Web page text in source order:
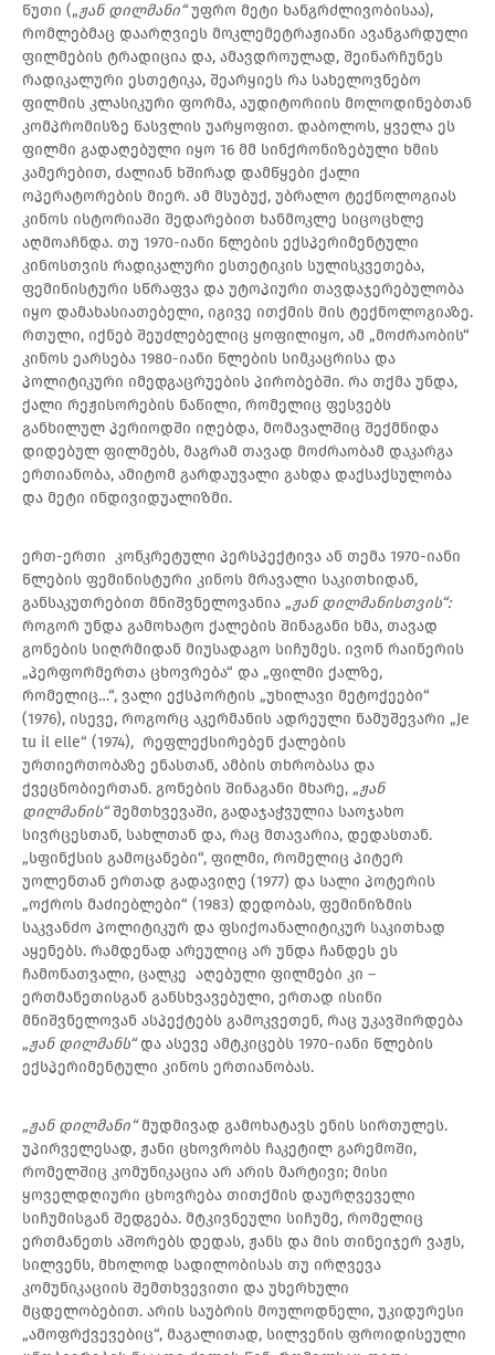
წუთი („ჟან დილმანი“უფრო მეტი ხანგრძლივობისაა),
რომლებმაც დაარღვიეს მოკლემეტრაჟიანი ავანგარდული
ფილმების ტრადიცია და, ამავდროულად, შეინარჩუნეს
რადიკალური ესთეტიკა, შეარყიეს რა სახელოვნებო
ფილმის კლასიკური ფორმა, აუდიტორიის მოლოდინებთან
კომპრომისზე წასვლის უარყოფით. დაბოლოს, ყველა ეს
ფილმი გადაღებული იყო 16 მმ სინქრონიზებული ხმის
კამერებით, ძალიან ხშირად დამწყები ქალი
ოპერატორების მიერ. ამ მსუბუქ, უბრალო ტექნოლოგიას
კინოს ისტორიაში შედარებით ხანმოკლე სიცოცხლე
აღმოაჩნდა. თუ 1970-იანი წლების ექსპერიმენტული
კინოსთვის რადიკალური ესთეტიკის სულისკვეთება,
ფემინისტური სწრაფვა და უტოპიური თავდაჯერებულობა
იყო დამახასიათებელი, იგივე ითქმის მის ტექნოლოგიაზე.
რთული, იქნებ შეუძლებელიც ყოფილიყო, ამ „მოძრაობის“
კინოს ეარსება 1980-იანი წლების სიმკაცრისა და
პოლიტიკური იმედგაცრუების პირობებში. რა თქმა უნდა,
ქალი რეჟისორების ნაწილი, რომელიც ფესვებს
განხილულ პერიოდში იღებდა, მომავალშიც შექმნიდა
დიდებულ ფილმებს, მაგრამ თავად მოძრაობამ დაკარგა
ერთიანობა, ამიტომ გარდაუვალი გახდა დაქსაქსულობა
და მეტი ინდივიდუალიზმი.
ერთ-ერთი კონკრეტული პერსპექტივა ან თემა 1970-იანი
წლების ფემინისტური კინოს მრავალი საკითხიდან,
განსაკუთრებით მნიშვნელოვანია „ჟან დილმანისთვის“:
როგორ უნდა გამოხატო ქალების შინაგანი ხმა, თავად
გონების სიღრმიდან მიუსადაგო სიჩუმეს. ივონ რაინერის
„პერფორმერთა ცხოვრება“ და „ფილმი ქალზე,
რომელიც…“, ვალი ექსპორტის „უხილავი მეტოქეები“
(1976), ისევე, როგორც აკერმანის ადრეული ნამუშევარი „Je
tu il elle“ (1974), რეფლექსირებენ ქალების
ურთიერთობაზე ენასთან, ამბის თხრობასა და
ქვეცნობიერთან. გონების შინაგანი მხარე, „ჟან
დილმანის“შემთხვევაში, გადაჯაჭვულია საოჯახო
სივრცესთან, სახლთან და, რაც მთავარია, დედასთან.
„სფინქსის გამოცანები“, ფილმი, რომელიც პიტერ
უოლენთან ერთად გადავიღე (1977) და სალი პოტერის
„ოქროს მაძიებლები“ (1983) დედობას, ფემინიზმის
საკვანძო პოლიტიკურ და ფსიქოანალიტიკურ საკითხად
აყენებს. რამდენად არეულიც არ უნდა ჩანდეს ეს
ჩამონათვალი, ცალკე აღებული ფილმები კი –
ერთმანეთისგან განსხვავებული, ერთად ისინი
მნიშვნელოვან ასპექტებს გამოკვეთენ, რაც უკავშირდება
„ჟან დილმანს“და ასევე ამტკიცებს 1970-იანი წლების
ექსპერიმენტული კინოს ერთიანობას.
„ჟან დილმანი“მუდმივად გამოხატავს ენის სირთულეს.
უპირველესად, ჟანი ცხოვრობს ჩაკეტილ გარემოში,
რომელშიც კომუნიკაცია არ არის მარტივი; მისი
ყოველდღიური ცხოვრება თითქმის დაურღვეველი
სიჩუმისგან შედგება. მტკივნეული სიჩუმე, რომელიც
ერთმანეთს აშორებს დედას, ჟანს და მის თინეიჯერ ვაჟს,
სილვენს, მხოლოდ სადილობისას თუ ირღვევა
კომუნიკაციის შემთხვევითი და უხერხული
მცდელობებით. არის საუბრის მოულოდნელი, უკიდურესი
„ამოფრქვევებიც“, მაგალითად, სილვენის ფროიდისეული